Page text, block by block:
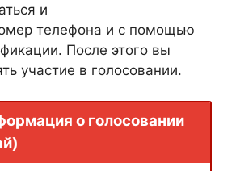
и
телефона и с помощью
После этого вы
участие в голосовании.
о голосовании